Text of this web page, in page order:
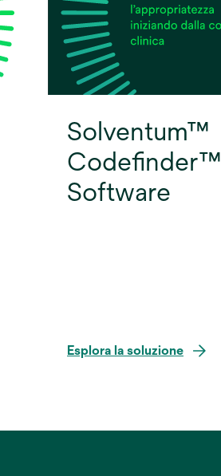
Solventum™
Codefinder™
Software
Esplora la soluzione